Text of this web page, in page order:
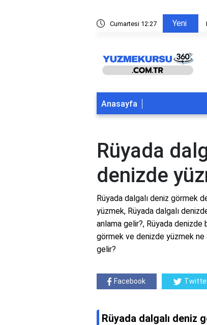
Cumartesi 12:27 Yeni
Anasayfa
Rüyada
denizde
Rüyada dalgalı deniz görmek
yüzmek, Rüyada dalgalı
anlama gelir?, Rüyada denizde
görmek ve denizde yüzmek ne
gelir?
Facebook
Rüyada dalgalı deniz